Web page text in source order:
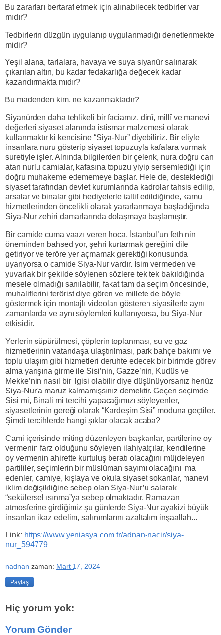
Bu zararları bertaraf etmek için alınabilecek tedbirler var
mıdır?
Tedbirlerin düzgün uygulanıp uygulanmadığı denetlenmekte
midir?
Yeşil alana, tarlalara, havaya ve suya siyanür salınarak
çıkarılan altın, bu kadar fedakarlığa değecek kadar
kazandırmakta mıdır?
Bu madenden kim, ne kazanmaktadır?
Siyanürden daha tehlikeli bir faciamız, dinî, millî ve manevi
değerleri siyaset alanında istismar malzemesi olarak
kullanmaktır ki kendisine “Siya-Nur” diyebiliriz. Bir eliyle
insanlara nuru gösterip siyaset topuzuyla kafalara vurmak
suretiyle işler. Alnında bilgilerden bir çelenk, nura doğru can
atan nurlu camialar, kafasına topuzu yiyip sersemlediği için
doğru muhakeme edememeye başlar. Hele de, desteklediği
siyaset tarafından devlet kurumlarında kadrolar tahsis edilip,
arsalar ve binalar gibi hediyelerle taltif edildiğinde, kamu
hizmetlerinden öncelikli olarak yararlanmaya başladığında
Siya-Nur zehiri damarlarında dolaşmaya başlamıştır.
Bir camide cuma vaazı veren hoca, İstanbul’un fethinin
öneminden bahsediyor, şehri kurtarmak gereğini dile
getiriyor ve teröre yer açmamak gerektiği konusunda
uyarıyorsa o camide Siya-Nur vardır. İsim vermeden ve
yuvarlak bir şekilde söylenen sözlere tek tek bakıldığında
mesele olmadığı sanılabilir, fakat tam da seçim öncesinde,
muhaliflerini terörist diye gören ve millete de böyle
göstermek için montajlı videoları gösteren siyasilerle aynı
zamanlarda ve aynı söylemleri kullanıyorsa, bu Siya-Nur
etkisidir.
Yerlerin süpürülmesi, çöplerin toplanması, su ve gaz
hizmetlerinin vatandaşa ulaştırılması, park bahçe bakımı ve
toplu ulaşım gibi hizmetleri deruhte edecek bir birimde görev
alma yarışına girme ile Sisi’nin, Gazze’nin, Kudüs ve
Mekke’nin nasıl bir ilgisi olabilir diye düşünüyorsanız henüz
Siya-Nur'a maruz kalmamışsınız demektir. Geçen seçimde
Sisi mi, Binali mi tercihi yapacağımızı söyleyenler,
siyasetlerinin gereği olarak “Kardeşim Sisi” moduna geçtiler.
Şimdi tercihlerde hangi şıklar olacak acaba?
Cami içerisinde miting düzenleyen başkanlar, partilerine oy
vermenin farz olduğunu söyleyen ilahiyatçılar, kendilerine
oy vermenin ahirette kurtuluş beratı olacağını müjdeleyen
partililer, seçimlerin bir müslüman sayımı olacağını ima
edenler, camiye, kışlaya ve okula siyaset sokanlar, manevi
iklim değişikliğine sebep olan Siya-Nur’u salarak
“sekülersel ısınma”ya sebep olmaktadır. Ramazan
atmosferine girdiğimiz şu günlerde Siya-Nur ayakizi büyük
insanları ikaz edelim, salınımlarını azaltalım inşaallah...
Link: https://www.yeniasya.com.tr/adnan-nacir/siya-
nur_594779
nadnan zaman: Mart 17, 2024
Paylaş
Hiç yorum yok:
Yorum Gönder